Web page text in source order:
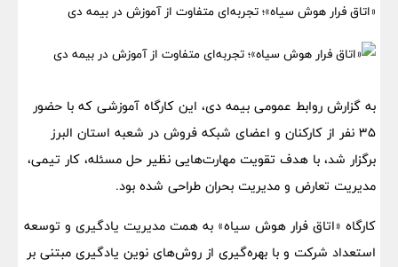
«اتاق فرار هوش سیاه»؛ تجربه‌ای متفاوت از آموزش در بیمه دی
به گزارش روابط عمومی بیمه دی، این کارگاه آموزشی که با حضور
۳۵ نفر از کارکنان و اعضای شبکه فروش در شعبه استان البرز
برگزار شد، با هدف تقویت مهارت‌هایی نظیر حل مسئله، کار تیمی،
مدیریت تعارض و مدیریت بحران طراحی شده بود.
کارگاه «اتاق فرار هوش سیاه» به همت مدیریت یادگیری و توسعه
استعداد شرکت و با بهره‌گیری از روش‌های نوین یادگیری مبتنی بر